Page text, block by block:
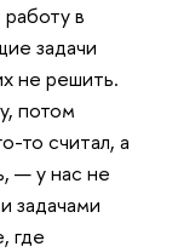
в
задачи
не решить.
потом
то считал, а
— у нас не
задачами
где